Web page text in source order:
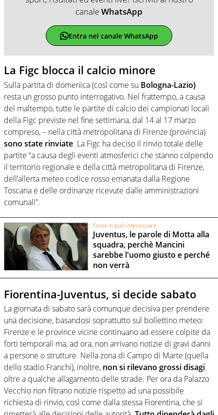
canaleWhatsApp
Entra nel canale WhatsApp
La Figc blocca il calcio minore
Sulla partita di domenica (così come su Bologna-Lazio)
resta un grosso punto interrogativo. Nel frattempo, a causa
del maltempo, tutte le partite di calcio dei campionati locali
della Figc previste nel fine settimana, dal 14 al 17 marzo
compreso, – nella città metropolitana di Firenze (provincia)
sono state rinviate. La Figc ha deciso il rinvio totale delle
partite “a causa degli eventi atmosferici che stanno colpendo
il territorio regionale e della città metropolitana di Firenze,
dell’allerta meteo codice rosso emanata dalla Regione
Toscana e delle ordinanze ricevute dalle amministrazioni
comunali”.
Forse ti può interessare
Juventus, le parole di Motta alla
squadra, perchè Mancini
sarebbe l'uomo giusto e perché
non verrà
Fiorentina-Juventus, si decide sabato
La giornata di sabato sarà comunque decisiva per prendere
una decisione, basandosi soprattutto sul bollettino meteo:
Firenze e le province vicine continuano ad essere colpite da
forti temporali ma, ad ora, non arrivano notizie di gravi danni
a persone o strutture. Nella zona di Campo di Marte (quella
dello stadio Franchi), inoltre, non si rilevano grossi disagi
oltre a qualche allagamento delle strade. Per ora da Palazzo
Vecchio non filtrano notizie rispetto ad una possibile
richiesta di rinvio, così come dalla stessa Fiorentina, che si